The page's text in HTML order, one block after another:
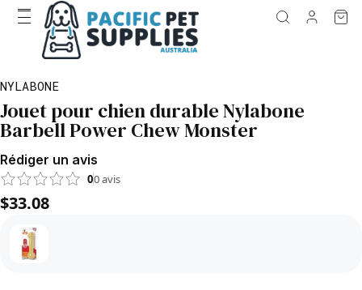
NYLABONE
Jouet pour chien durable Nylabone
Barbell Power Chew Monster
Rédiger un avis
00avis
$33.08